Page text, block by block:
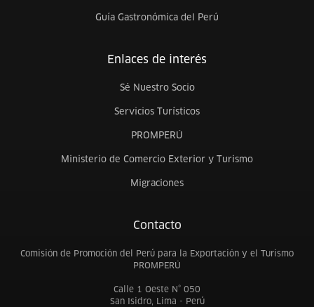
Guía Gastronómica del Perú
Enlaces de interés
Sé Nuestro Socio
Servicios Turísticos
PROMPERÚ
Ministerio de Comercio Exterior y Turismo
Migraciones
Contacto
Comisión de Promoción del Perú para la Exportación y el Turismo
PROMPERÚ
Calle 1 Oeste N° 050
San Isidro, Lima - Perú